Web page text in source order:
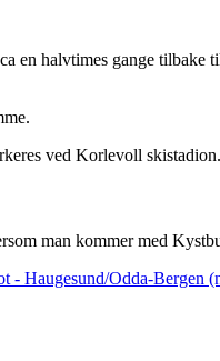
en halvtimes gange
ved Korlevoll skistadion.
man kommer med
- Haugesund/Odda-Bergen